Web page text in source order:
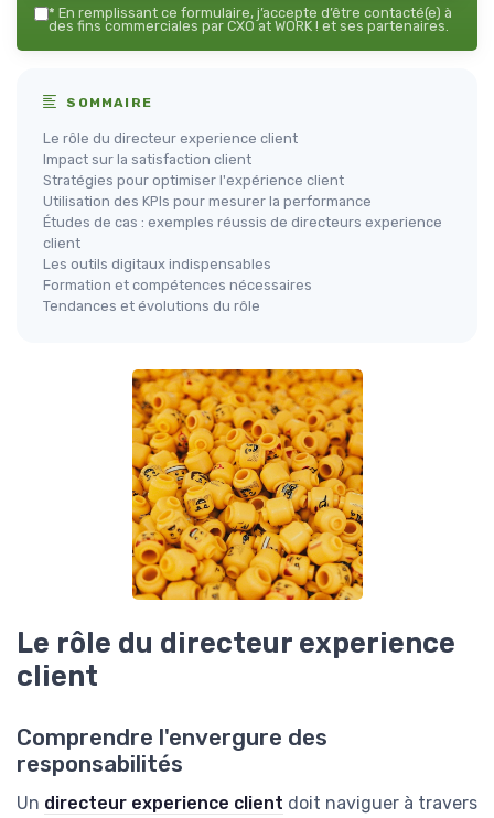
* En remplissant ce formulaire, j’accepte d’être contacté(e) à
des fins commerciales par CXO at WORK ! et ses partenaires.
SOMMAIRE
Le rôle du directeur experience client
Impact sur la satisfaction client
Stratégies pour optimiser l'expérience client
Utilisation des KPIs pour mesurer la performance
Études de cas : exemples réussis de directeurs experience
client
Les outils digitaux indispensables
Formation et compétences nécessaires
Tendances et évolutions du rôle
Le rôle du directeur experience
client
Comprendre l'envergure des
responsabilités
Un directeur experience client doit naviguer à travers